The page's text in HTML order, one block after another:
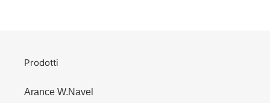
Prodotti
Arance W.Navel